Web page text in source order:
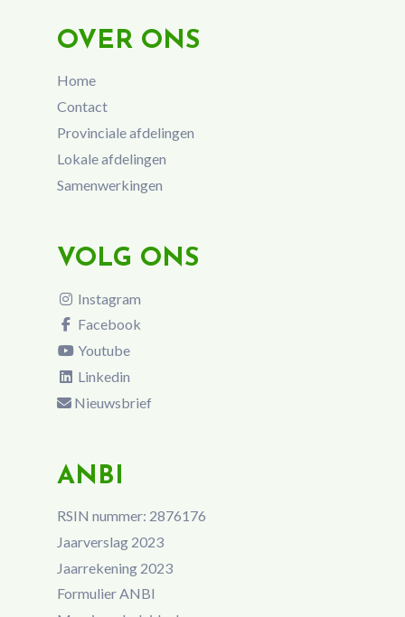
OVER ONS
Home
Contact
Provinciale afdelingen
Lokale afdelingen
Samenwerkingen
VOLG ONS
Instagram
Facebook
Youtube
Linkedin
Nieuwsbrief
ANBI
RSIN nummer: 2876176
Jaarverslag 2023
Jaarrekening 2023
Formulier ANBI